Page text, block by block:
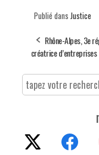
Publié dans Justice
Rhône-Alpes, 3e
créatrice d’entreprises